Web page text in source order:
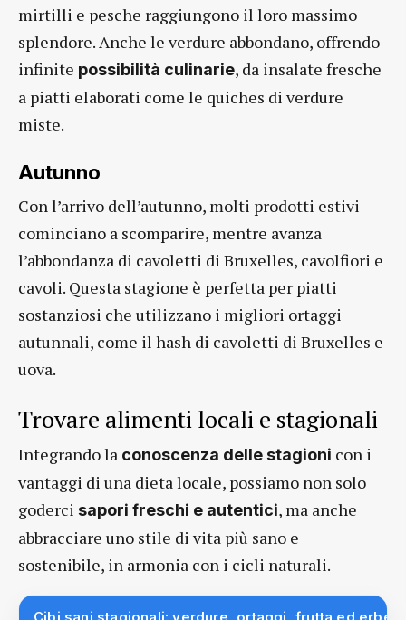
mirtilli e pesche raggiungono il loro massimo
splendore. Anche le verdure abbondano, offrendo
infinite possibilità culinarie, da insalate fresche
a piatti elaborati come le quiches di verdure
miste.
Autunno
Con l’arrivo dell’autunno, molti prodotti estivi
cominciano a scomparire, mentre avanza
l’abbondanza di cavoletti di Bruxelles, cavolfiori e
cavoli. Questa stagione è perfetta per piatti
sostanziosi che utilizzano i migliori ortaggi
autunnali, come il hash di cavoletti di Bruxelles e
uova.
Trovare alimenti locali e stagionali
Integrando la conoscenza delle stagioni con i
vantaggi di una dieta locale, possiamo non solo
goderci sapori freschi e autentici, ma anche
abbracciare uno stile di vita più sano e
sostenibile, in armonia con i cicli naturali.